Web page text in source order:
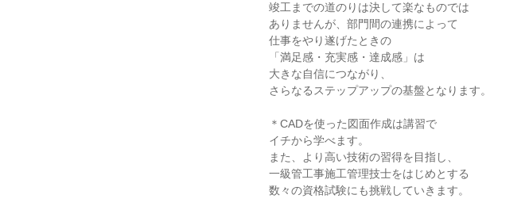
竣工までの道のりは決して楽なものでは
ありませんが、部門間の連携によって
仕事をやり遂げたときの
「満足感・充実感・達成感」は
大きな自信につながり、
さらなるステップアップの基盤となります。
＊CADを使った図面作成は講習で
イチから学べます。
また、より高い技術の習得を目指し、
一級管工事施工管理技士をはじめとする
数々の資格試験にも挑戦していきます。